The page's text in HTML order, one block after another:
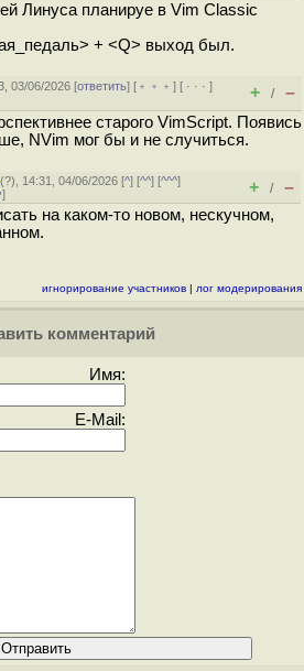
Линуса планируе в Vim Classic
+ <Q> выход был.
03/06/2026 [ответить] [ ﹢﹢﹢] [ · · ·]
+ / –
старого VimScript. Появись
NVim мог бы и не случиться.
(?), 14:31, 04/06/2026 [^] [^^] [^^^]
] + / –
на каком-то новом, нескучном,
игнорирование участников | лог модерирования
комментарий
Имя:
E-Mail: